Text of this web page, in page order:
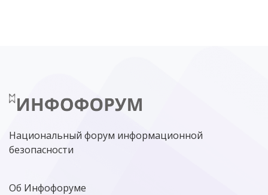
МИНЦИФРЫ РОССИИ NGFW
Национальный форум информационной
безопасности
Об Инфофоруме